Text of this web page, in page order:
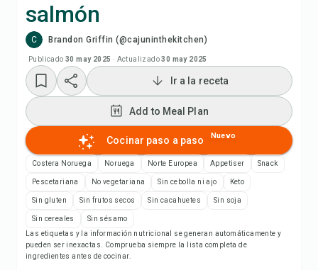
salmón
C Brandon Griffin (@cajuninthekitchen)
Publicado 30 may 2025 · Actualizado 30 may 2025
Add to Meal Plan
Add to Shopping List
Notas de la receta
Imprimir receta
Ir a la receta
Add to Meal Plan
Cocinar paso a paso Nuevo
Costera Noruega Noruega Norte Europea Appetiser Snack
Pescetariana No vegetariana Sin cebolla ni ajo Keto
Sin gluten Sin frutos secos Sin cacahuetes Sin soja
Sin cereales
Sin sésamo
Las etiquetas y la información nutricional se generan automáticamente y
pueden ser inexactas. Comprueba siempre la lista completa de
ingredientes antes de cocinar.